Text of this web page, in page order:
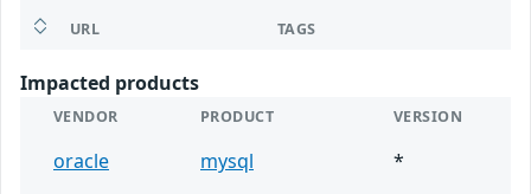
URL TAGS
Impacted products
VENDOR PRODUCT VERSION
oracle mysql
*